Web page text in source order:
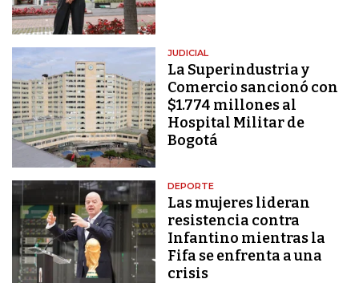
JUDICIAL
La Superindustria y
Comercio sancionó con
$1.774 millones al
Hospital Militar de
Bogotá
DEPORTE
Las mujeres lideran
resistencia contra
Infantino mientras la
Fifa se enfrenta a una
crisis